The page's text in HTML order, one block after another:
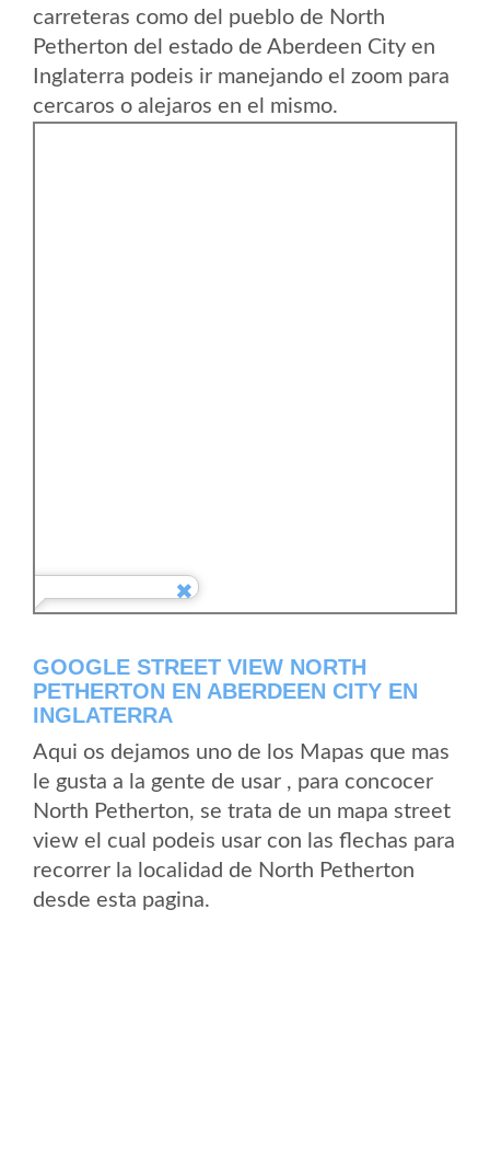
carreteras como del pueblo de North
Petherton del estado de Aberdeen City en
Inglaterra podeis ir manejando el zoom para
cercaros o alejaros en el mismo.
GOOGLE STREET VIEW NORTH
PETHERTON EN ABERDEEN CITY EN
INGLATERRA
Aqui os dejamos uno de los Mapas que mas
le gusta a la gente de usar , para concocer
North Petherton, se trata de un mapa street
view el cual podeis usar con las flechas para
recorrer la localidad de North Petherton
desde esta pagina.